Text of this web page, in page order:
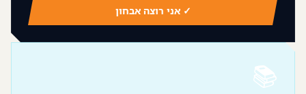
✓ אני רוצה אבחון
📚